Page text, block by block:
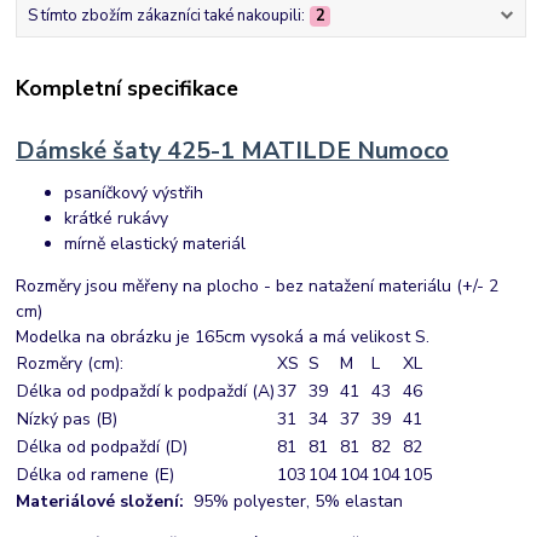
S tímto zbožím zákazníci také nakoupili: 2
Kompletní specifikace
Dámské šaty 425-1 MATILDE Numoco
psaníčkový výstřih
krátké rukávy
mírně elastický materiál
Rozměry jsou měřeny na plocho - bez natažení materiálu (+/- 2
cm)
Modelka na obrázku je 165cm vysoká a má velikost S.
Rozměry (cm):
XS S M L
XL
Délka od podpaždí k podpaždí (A)37 39 41 43 46
Nízký pas (B)
31 34 37 39 41
Délka od podpaždí (D)
81 81 81 82 82
Délka od ramene (E)
103 104104104105
Materiálové složení: 95% polyester, 5% elastan